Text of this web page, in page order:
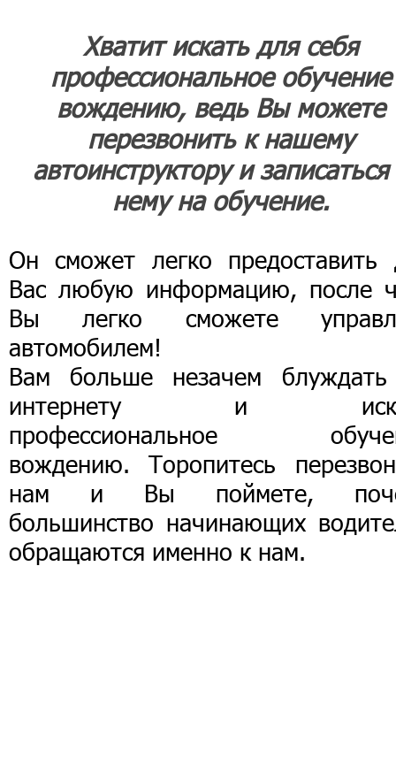
Хватит искать для себя
профессиональное обучение
вождению, ведь Вы можете
перезвонить к нашему
автоинструктору и записаться
нему на обучение.
Он сможет легко предоставить
Вас любую информацию, после
Вы легко сможете
автомобилем!
Вам больше незачем
интернету и
профессиональное
вождению. Торопитесь
нам и Вы поймете,
большинство начинающих
обращаются именно к нам.